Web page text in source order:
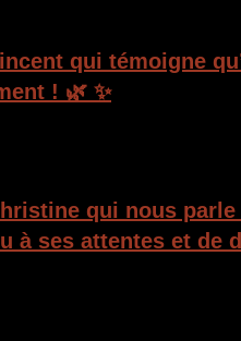
qui témoigne
! 🌿 ✨
qui nous
à ses attentes et